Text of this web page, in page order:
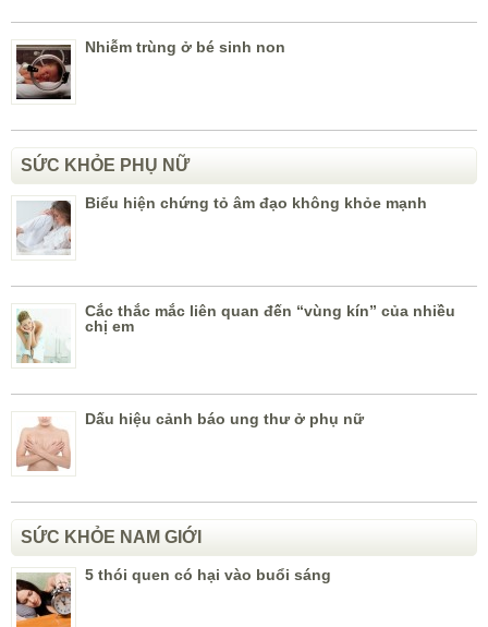
Nhiễm trùng ở bé sinh non
SỨC KHỎE PHỤ NỮ
Biểu hiện chứng tỏ âm đạo không khỏe mạnh
Cắc thắc mắc liên quan đến “vùng kín” của nhiều
chị em
Dấu hiệu cảnh báo ung thư ở phụ nữ
SỨC KHỎE NAM GIỚI
5 thói quen có hại vào buổi sáng